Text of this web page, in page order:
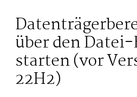
über den
starten (vor
22H2)